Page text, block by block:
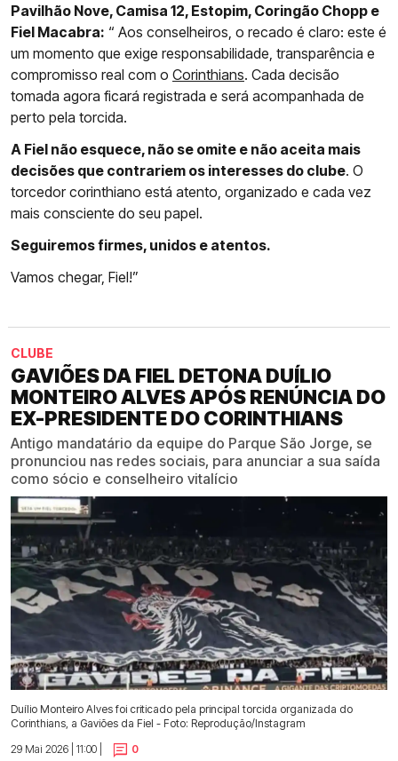
Pavilhão Nove, Camisa 12, Estopim, Coringão Chopp e
Fiel Macabra: “ Aos conselheiros, o recado é claro: este é
um momento que exige responsabilidade, transparência e
compromisso real com o Corinthians. Cada decisão
tomada agora ficará registrada e será acompanhada de
perto pela torcida.
A Fiel não esquece, não se omite e não aceita mais
decisões que contrariem os interesses do clube. O
torcedor corinthiano está atento, organizado e cada vez
mais consciente do seu papel.
Seguiremos firmes, unidos e atentos.
Vamos chegar, Fiel!”
CLUBE
GAVIÕES DA FIEL DETONA DUÍLIO
MONTEIRO ALVES APÓS RENÚNCIA DO
EX-PRESIDENTE DO CORINTHIANS
Antigo mandatário da equipe do Parque São Jorge, se
pronunciou nas redes sociais, para anunciar a sua saída
como sócio e conselheiro vitalício
Duílio Monteiro Alves foi criticado pela principal torcida organizada do
Corinthians, a Gaviões da Fiel - Foto: Reprodução/Instagram
29 Mai 2026 | 11:00 |
0